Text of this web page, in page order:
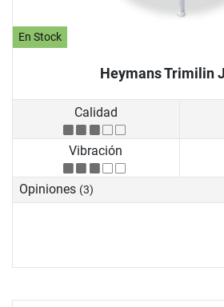
En Stock
Heymans Trimilin
Calidad
Vibración
Opiniones (3)